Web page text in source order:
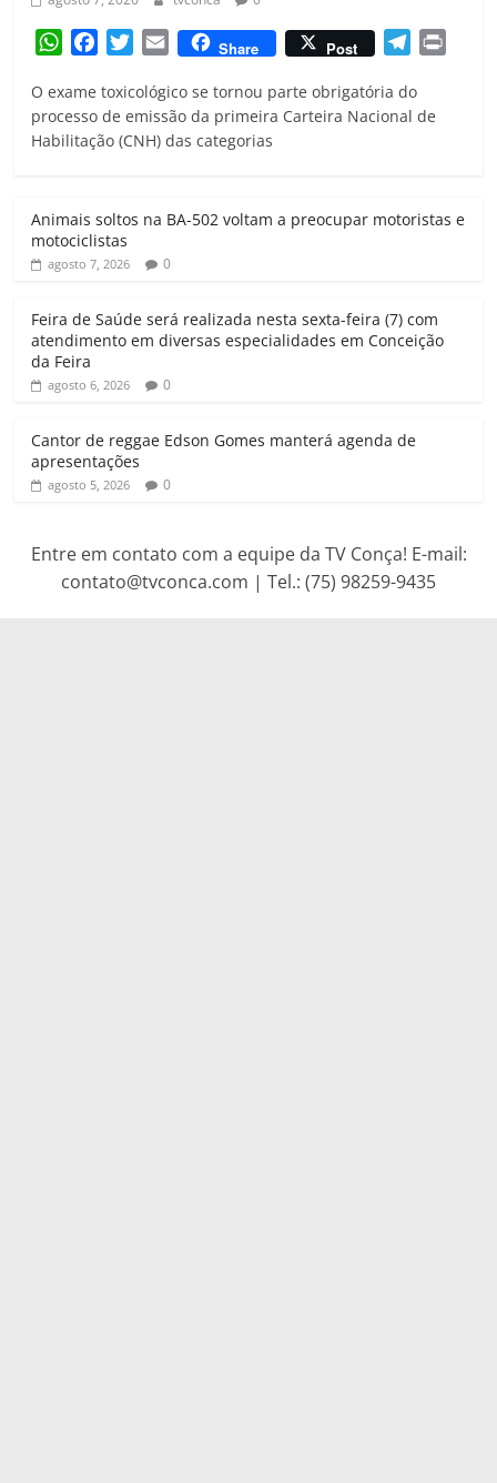
W
a
t
s
p
c
e
b
k
i
t
t
a
i
l
Share Post
l
e
m
O exame toxicológico se tornou parte obrigatória do
processo de emissão da primeira Carteira Nacional de
Habilitação (CNH) das categorias
Animais soltos na BA-502 voltam a preocupar motoristas e
motociclistas
agosto 7, 2026 0
Feira de Saúde será realizada nesta sexta-feira (7) com
atendimento em diversas especialidades em Conceição
da Feira
agosto 6, 2026 0
Cantor de reggae Edson Gomes manterá agenda de
apresentações
agosto 5, 2026 0
Entre em contato com a equipe da TV Conça! E-mail:
contato@tvconca.com | Tel.: (75) 98259-9435